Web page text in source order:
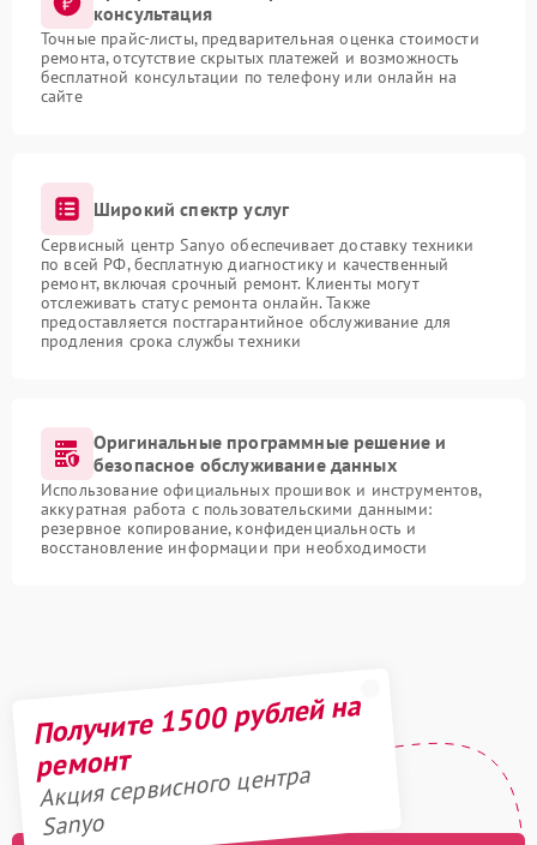
консультация
Точные прайс-листы, предварительная оценка стоимости
ремонта, отсутствие скрытых платежей и возможность
бесплатной консультации по телефону или онлайн на
сайте
Широкий спектр услуг
Сервисный центр Sanyo обеспечивает доставку техники
по всей РФ, бесплатную диагностику и качественный
ремонт, включая срочный ремонт. Клиенты могут
отслеживать статус ремонта онлайн. Также
предоставляется постгарантийное обслуживание для
продления срока службы техники
Оригинальные программные решение и
безопасное обслуживание данных
Использование официальных прошивок и инструментов,
аккуратная работа с пользовательскими данными:
резервное копирование, конфиденциальность и
восстановление информации при необходимости
Получите 1500 рублей на
ремонт
Акция сервисного центра
Sanyo